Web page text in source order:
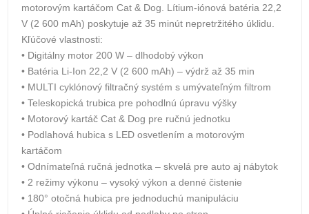
motorovým kartáčom Cat & Dog. Lítium-iónová batéria 22,2
V (2 600 mAh) poskytuje až 35 minút nepretržitého úklidu.
Kľúčové vlastnosti:
• Digitálny motor 200 W – dlhodobý výkon
• Batéria Li-Ion 22,2 V (2 600 mAh) – výdrž až 35 min
• MULTI cyklónový filtračný systém s umývateľným filtrom
• Teleskopická trubica pre pohodlnú úpravu výšky
• Motorový kartáč Cat & Dog pre ručnú jednotku
• Podlahová hubica s LED osvetlením a motorovým
kartáčom
• Odnímateľná ručná jednotka – skvelá pre auto aj nábytok
• 2 režimy výkonu – vysoký výkon a denné čistenie
• 180° otočná hubica pre jednoduchú manipuláciu